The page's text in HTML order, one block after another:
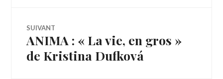
SUIVANT
Article
Suivant:
ANIMA : « La vie, en gros »
de Kristina Dufková